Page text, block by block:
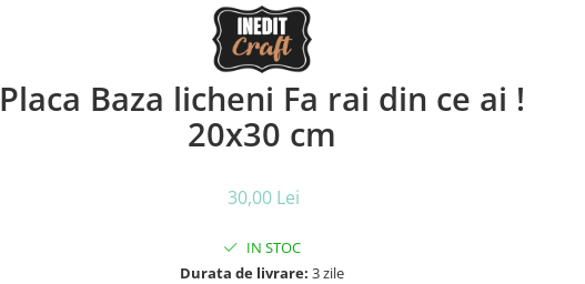
Placa Baza licheni Fa rai din ce ai !
20x30 cm
30,00 Lei
IN STOC
Durata de livrare: 3 zile